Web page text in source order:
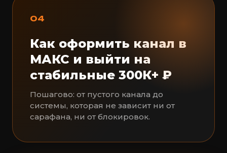
04
Как оформить канал в
МАКС и выйти на
стабильные 300К+ ₽
Пошагово: от пустого канала до
системы, которая не зависит ни от
сарафана, ни от блокировок.